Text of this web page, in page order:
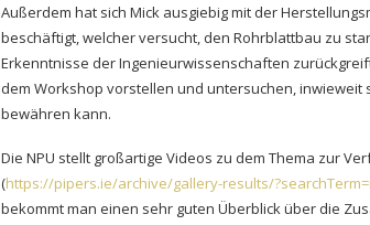
Außerdem hat sich Mick ausgiebig mit der
beschäftigt, welcher versucht, den Rohrblattbau zu
Erkenntnisse der Ingenieurwissenschaften
dem Workshop vorstellen und untersuchen, inwieweit
bewähren kann.
Die NPU stellt großartige Videos zu dem Thema zur
(https://pipers.ie/archive/gallery-results/
bekommt man einen sehr guten Überblick über die